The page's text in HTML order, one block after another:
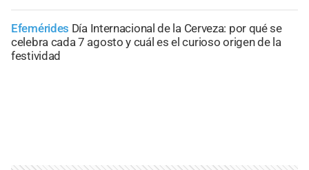
Efemérides Día Internacional de la Cerveza: por qué se
celebra cada 7 agosto y cuál es el curioso origen de la
festividad